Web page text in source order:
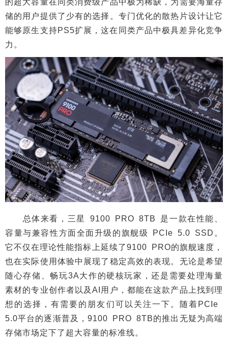
的超大容量在同类消费级产品中极为稀缺，为需要海量存
储的用户提供了少有的选择。专门优化的散热片设计让它
能够原生支持PS5扩展，这在同类产品中极具差异化竞争
力。
总体来看，三星 9100 PRO 8TB 是一款在性能、
容量与兼容性方面全面升级的旗舰级 PCIe 5.0 SSD。
它不仅在理论性能指标上延续了9100 PRO的旗舰速度，
也在实际使用体验中展现了稳定高效的表现。无论是希望
随心存储、畅玩3A大作的硬核玩家，还是需要处理海量
素材的专业创作者以及AI用户，都能在这款产品上找到理
想的选择，有需要的朋友们可以关注一下。随着PCIe
5.0平台的逐渐普及，9100 PRO 8TB的推出无疑为高端
存储市场定下了超大容量的标准线。